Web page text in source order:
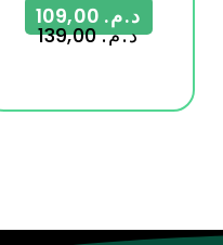
د.م.139,00
د.م.